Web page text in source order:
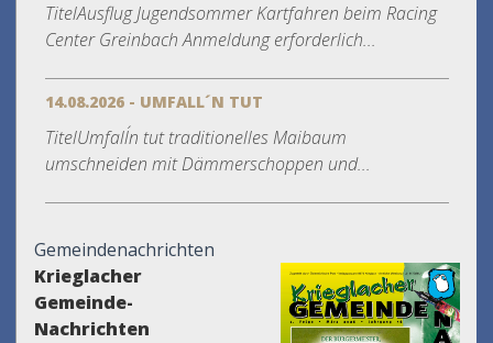
TitelAusflug Jugendsommer Kartfahren beim Racing
Center Greinbach Anmeldung erforderlich...
14.08.2026 - UMFALL´N TUT
TitelUmfall´n tut traditionelles Maibaum
umschneiden mit Dämmerschoppen und...
Gemeindenachrichten
Krieglacher
Gemeinde-
Nachrichten